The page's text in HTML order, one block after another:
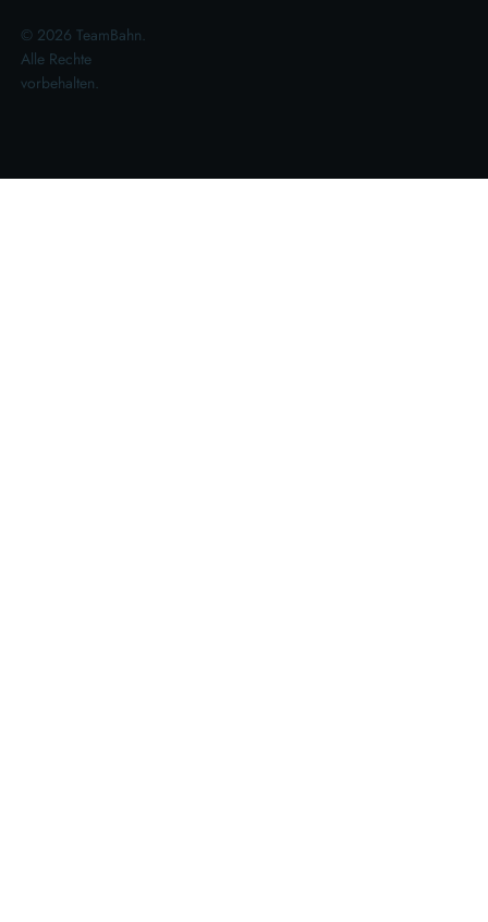
© 2026 TeamBahn.
Alle Rechte
vorbehalten.